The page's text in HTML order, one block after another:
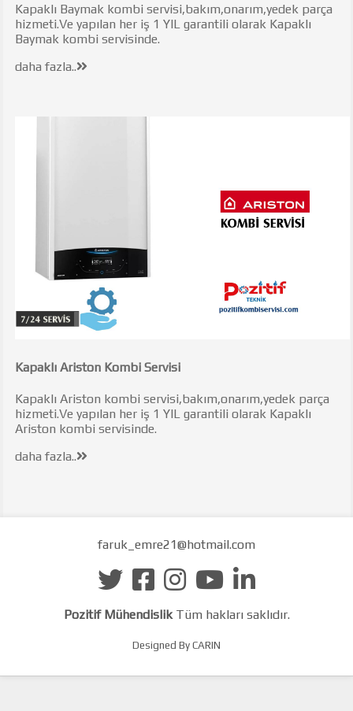
Kapaklı Baymak kombi servisi,bakım,onarım,yedek parça
hizmeti.Ve yapılan her iş 1 YIL garantili olarak Kapaklı
Baymak kombi servisinde.
daha fazla..
Kapaklı Ariston Kombi Servisi
Kapaklı Ariston kombi servisi,bakım,onarım,yedek parça
hizmeti.Ve yapılan her iş 1 YIL garantili olarak Kapaklı
Ariston kombi servisinde.
daha fazla..
faruk_emre21@hotmail.com
Pozitif MühendislikTüm hakları saklıdır.
Designed By CARIN